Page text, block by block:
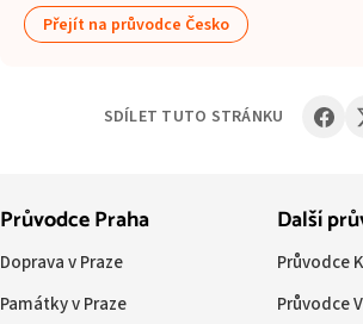
Přejít na průvodce Česko
SDÍLET TUTO STRÁNKU
Průvodce Praha
Doprava v Praze
Památky v Praze
Další
Průvodce
Průvodce